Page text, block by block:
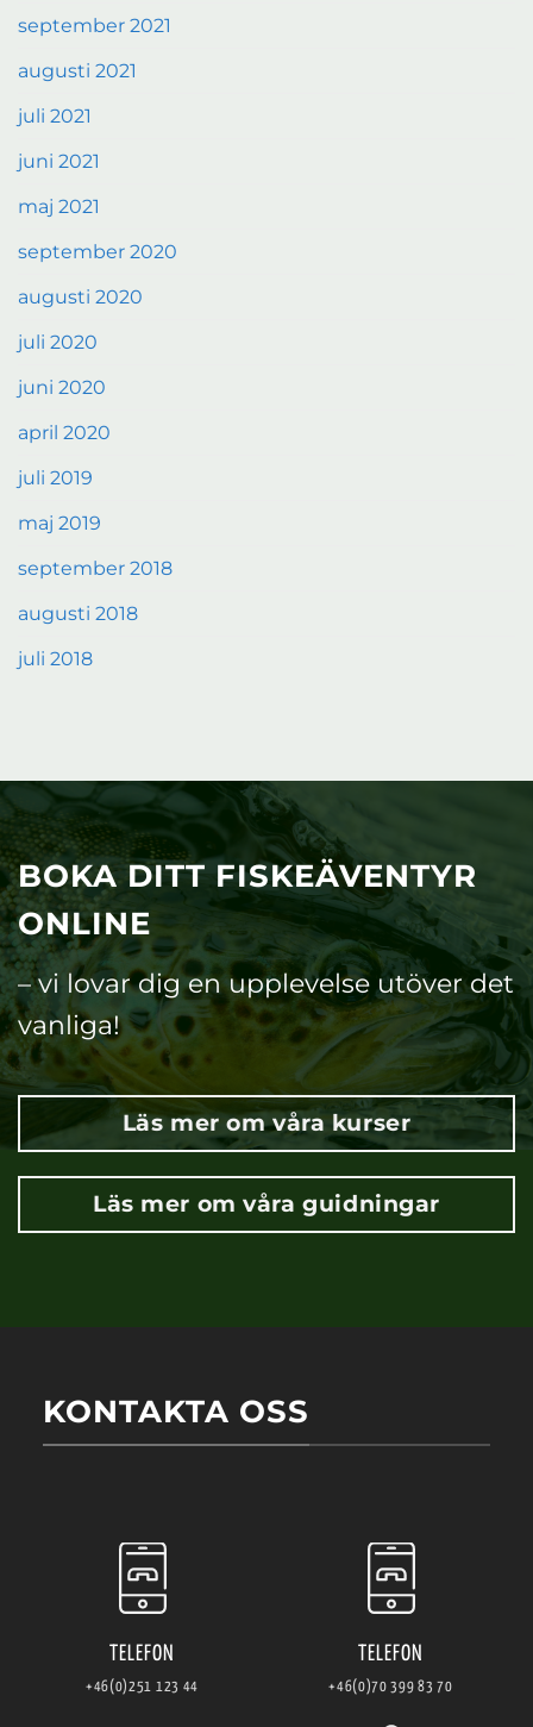
september 2021
augusti 2021
juli 2021
juni 2021
maj 2021
september 2020
augusti 2020
juli 2020
juni 2020
april 2020
juli 2019
maj 2019
september 2018
augusti 2018
juli 2018
BOKA DITT FISKEÄVENTYR
ONLINE
– vi lovar dig en upplevelse utöver det
vanliga!
Läs mer om våra kurser
Läs mer om våra guidningar
KONTAKTA OSS
TELEFON
+46(0)251 123 44
TELEFON
+46(0)70 399 83 70